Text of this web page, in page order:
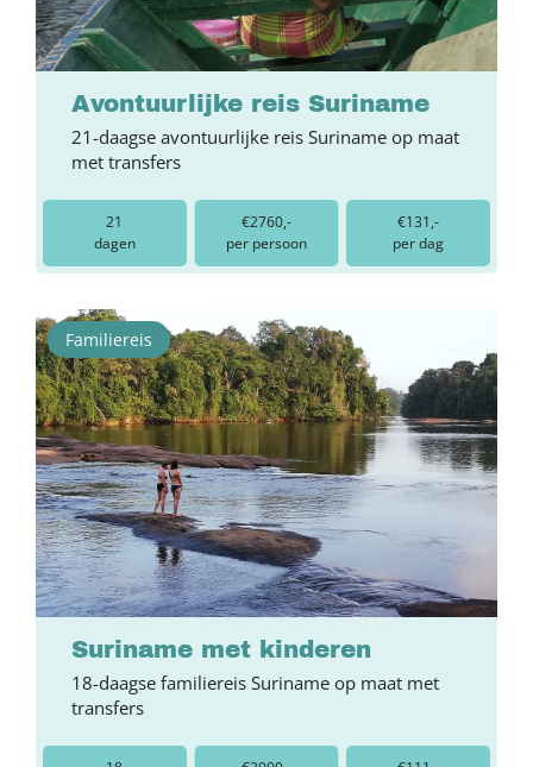
Avontuurlijke reis Suriname
21-daagse avontuurlijke reis Suriname op maat
met transfers
21
dagen
€2760,-
per persoon
€131,-
per dag
Familiereis
Suriname met kinderen
18-daagse familiereis Suriname op maat met
transfers